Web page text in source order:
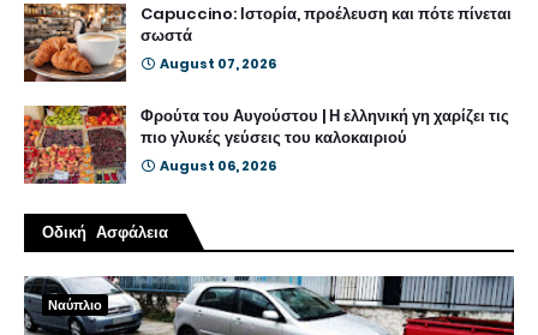
Capuccino: Ιστορία, προέλευση και πότε πίνεται
σωστά
August 07, 2026
Φρούτα του Αυγούστου | Η ελληνική γη χαρίζει τις
πιο γλυκές γεύσεις του καλοκαιριού
August 06, 2026
Οδική Ασφάλεια
Ναύπλιο